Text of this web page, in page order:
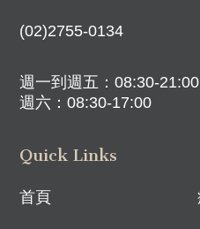
(02)2755-0134
週一到週五：08:30-21:00
週六：08:30-17:00
Quick Links
首頁